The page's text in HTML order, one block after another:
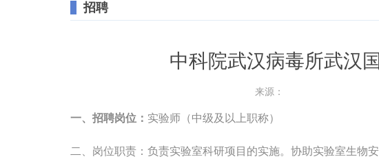
招聘
中科院武汉病毒所武汉
来源：
一、招聘岗位： 实验师（中级及以上职称）
二、 岗位职责： 负责实验室科研项目的实施。协助实验室生物